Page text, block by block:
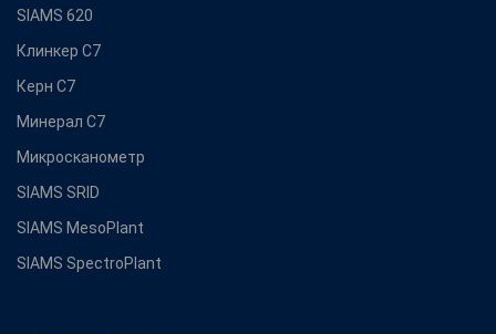
SIAMS 620
Клинкер С7
Керн С7
Минерал С7
Микросканометр
SIAMS SRID
SIAMS MesoPlant
SIAMS SpectroPlant